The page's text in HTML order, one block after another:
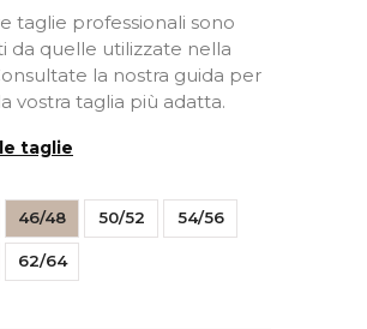
taglie professionali sono
da quelle utilizzate nella
la nostra guida per
vostra taglia più adatta.
taglie
46/48 50/52 54/56
62/64